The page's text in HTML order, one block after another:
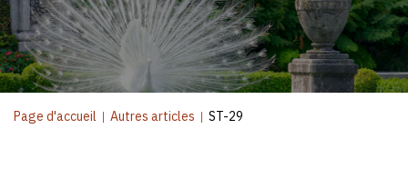
Page d'accueil | Autres articles | ST-29